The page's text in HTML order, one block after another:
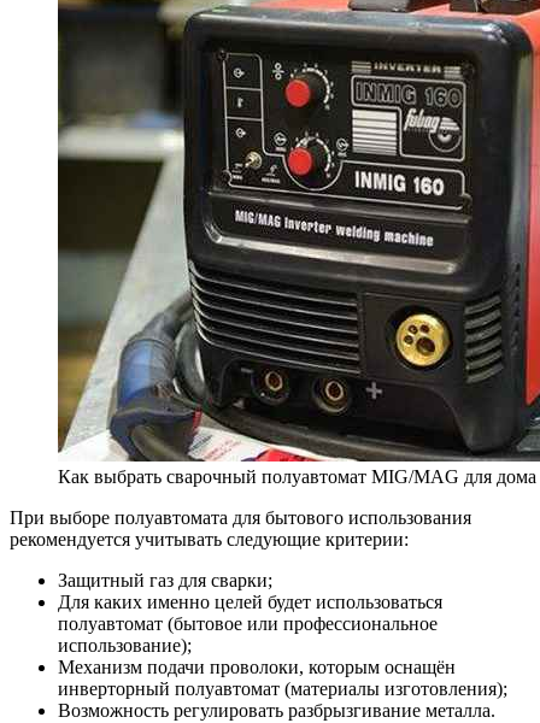
Как выбрать сварочный полуавтомат MIG/MAG для дома
При выборе полуавтомата для бытового использования
рекомендуется учитывать следующие критерии:
Защитный газ для сварки;
Для каких именно целей будет использоваться
полуавтомат (бытовое или профессиональное
использование);
Механизм подачи проволоки, которым оснащён
инверторный полуавтомат (материалы изготовления);
Возможность регулировать разбрызгивание металла.